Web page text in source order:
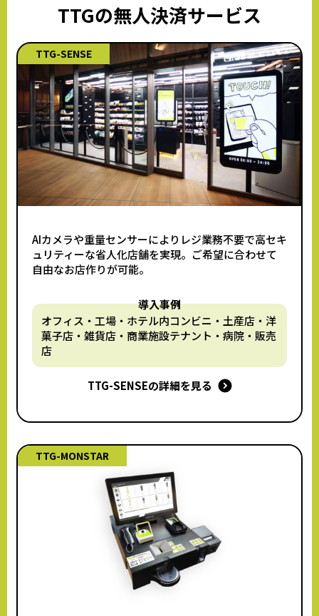
TTGの無人決済サービス
TTG-SENSE
AIカメラや重量センサーによりレジ業務不要で高セキ
ュリティーな省人化店舗を実現。ご希望に合わせて
自由なお店作りが可能。
導入事例
オフィス・工場・ホテル内コンビニ・土産店・ 洋
菓子店・雑貨店・商業施設テナント・病院・販売
店
TTG-SENSEの詳細を見る
TTG-MONSTAR